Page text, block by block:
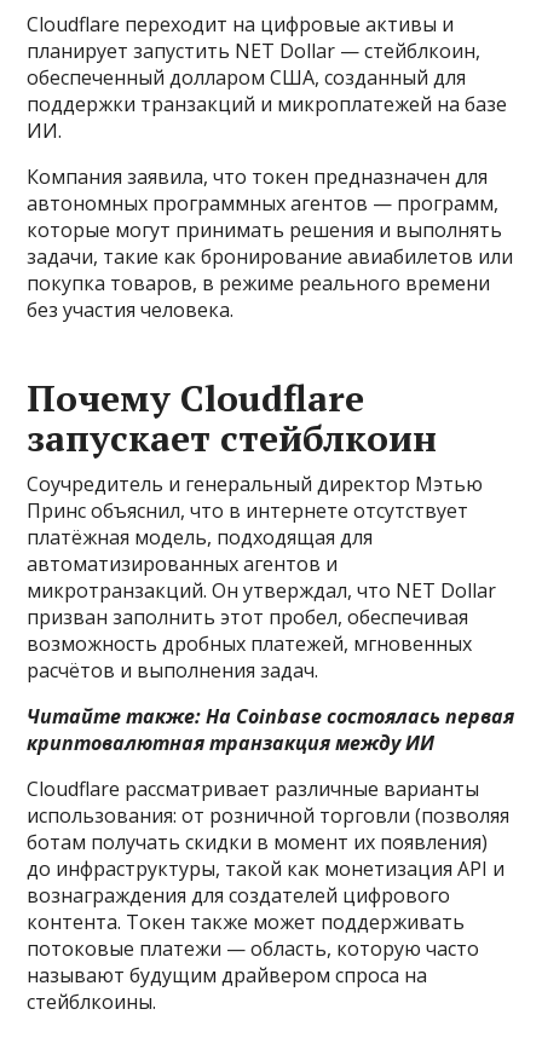
Cloudflare переходит на цифровые активы и
планирует запустить NET Dollar — стейблкоин,
обеспеченный долларом США, созданный для
поддержки транзакций и микроплатежей на базе
ИИ.
Компания заявила, что токен предназначен для
автономных программных агентов — программ,
которые могут принимать решения и выполнять
задачи, такие как бронирование авиабилетов или
покупка товаров, в режиме реального времени
без участия человека.
Почему Cloudflare
запускает стейблкоин
Соучредитель и генеральный директор Мэтью
Принс объяснил, что в интернете отсутствует
платёжная модель, подходящая для
автоматизированных агентов и
микротранзакций. Он утверждал, что NET Dollar
призван заполнить этот пробел, обеспечивая
возможность дробных платежей, мгновенных
расчётов и выполнения задач.
Читайте также: На Coinbase состоялась первая
криптовалютная транзакция между ИИ
Cloudflare рассматривает различные варианты
использования: от розничной торговли (позволяя
ботам получать скидки в момент их появления)
до инфраструктуры, такой как монетизация API и
вознаграждения для создателей цифрового
контента. Токен также может поддерживать
потоковые платежи — область, которую часто
называют будущим драйвером спроса на
стейблкоины.